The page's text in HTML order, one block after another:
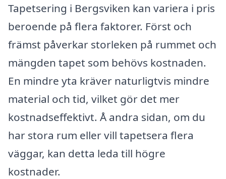
Tapetsering i Bergsviken kan variera i pris
beroende på flera faktorer. Först och
främst påverkar storleken på rummet och
mängden tapet som behövs kostnaden.
En mindre yta kräver naturligtvis mindre
material och tid, vilket gör det mer
kostnadseffektivt. Å andra sidan, om du
har stora rum eller vill tapetsera flera
väggar, kan detta leda till högre
kostnader.